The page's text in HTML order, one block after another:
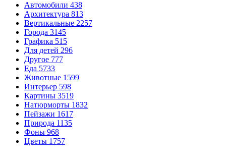
Автомобили 438
Архитектура 813
Вертикальные 2257
Города 3145
Графика 515
Для детей 296
Другое 777
Еда 5733
Животные 1599
Интерьер 598
Картины 3519
Натюрморты 1832
Пейзажи 1617
Природа 1135
Фоны 968
Цветы 1757